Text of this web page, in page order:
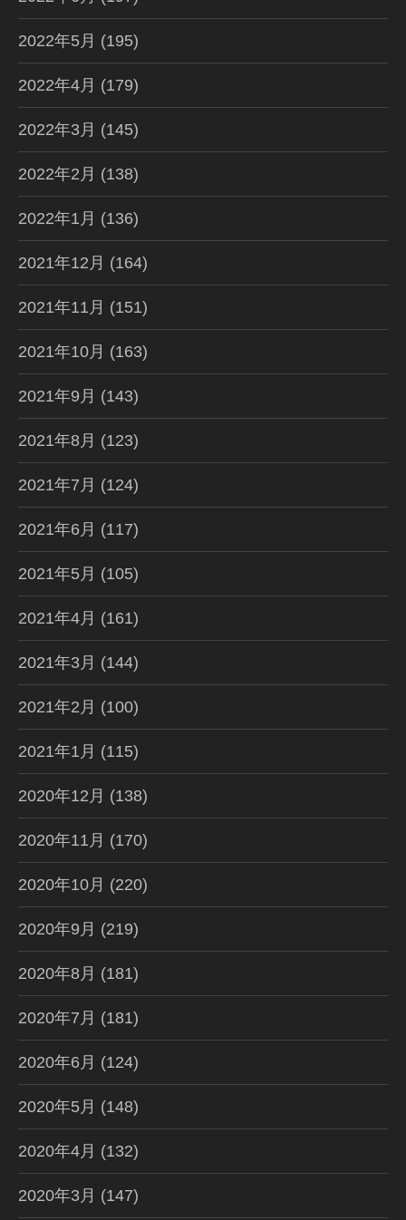
2022年5月 (195)
2022年4月 (179)
2022年3月 (145)
2022年2月 (138)
2022年1月 (136)
2021年12月 (164)
2021年11月 (151)
2021年10月 (163)
2021年9月 (143)
2021年8月 (123)
2021年7月 (124)
2021年6月 (117)
2021年5月 (105)
2021年4月 (161)
2021年3月 (144)
2021年2月 (100)
2021年1月 (115)
2020年12月 (138)
2020年11月 (170)
2020年10月 (220)
2020年9月 (219)
2020年8月 (181)
2020年7月 (181)
2020年6月 (124)
2020年5月 (148)
2020年4月 (132)
2020年3月 (147)